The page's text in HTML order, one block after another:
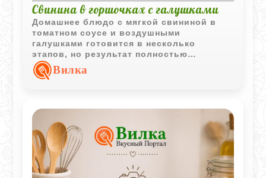
Свинина в горшочках с галушками
Домашнее блюдо с мягкой свининой в
томатном соусе и воздушными
галушками готовится в несколько
этапов, но результат полностью
оправдывает затраченное время. Подача
в горшочках помогает сохранить тепло и
Вилка